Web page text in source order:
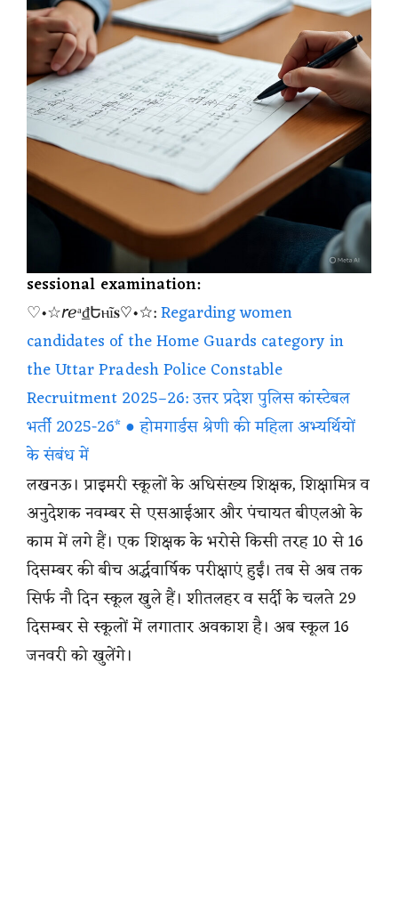
sessional examination:
♡•☆𝘳ℯᵃ₫Եⲏĩ𝐬♡•☆:Regarding women
candidates of the Home Guards category in
the Uttar Pradesh Police Constable
Recruitment 2025–26: उत्तर प्रदेश पुलिस कांस्टेबल
भर्ती 2025-26* ● होमगार्डस श्रेणी की महिला अभ्यर्थियों
के संबंध में
लखनऊ। प्राइमरी स्कूलों के अधिसंख्य शिक्षक, शिक्षामित्र व
अनुदेशक नवम्बर से एसआईआर और पंचायत बीएलओ के
काम में लगे हैं। एक शिक्षक के भरोसे किसी तरह 10 से 16
दिसम्बर की बीच अर्द्धवार्षिक परीक्षाएं हुईं। तब से अब तक
सिर्फ नौ दिन स्कूल खुले हैं। शीतलहर व सर्दी के चलते 29
दिसम्बर से स्कूलों में लगातार अवकाश है। अब स्कूल 16
जनवरी को खुलेंगे।